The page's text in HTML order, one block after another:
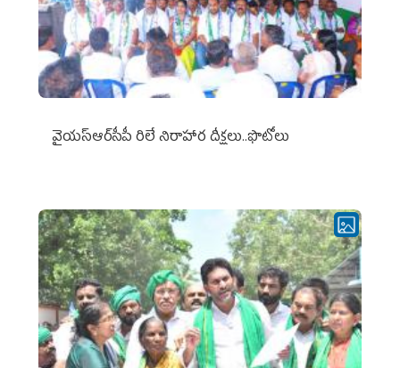
వైయ‌స్ఆర్‌సీపీ రిలే నిరాహార దీక్షలు..ఫొటోలు